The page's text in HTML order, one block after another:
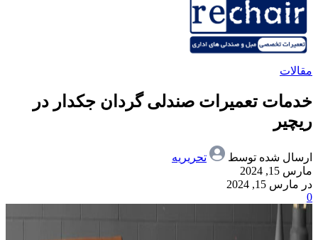
مقالات
خدمات تعمیرات صندلی گردان جکدار در
ریچیر
ارسال شده توسط
تحریریه
مارس 15, 2024
در مارس 15, 2024
0